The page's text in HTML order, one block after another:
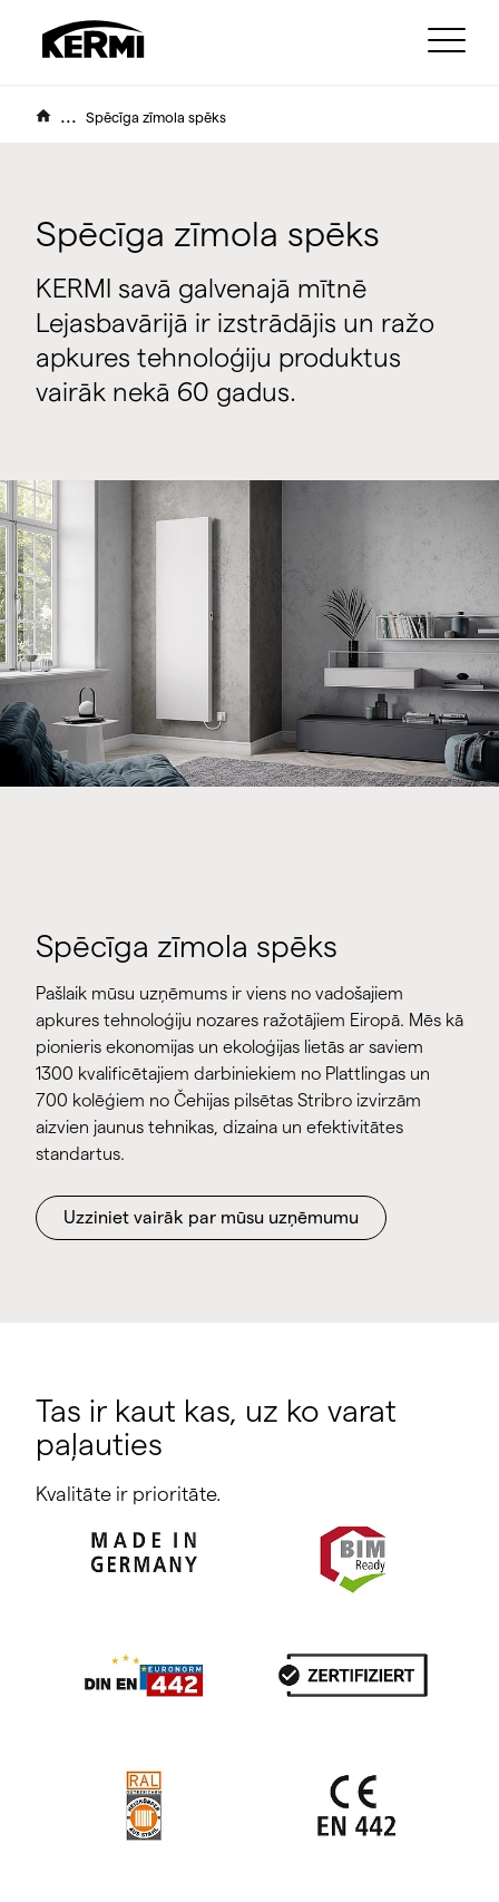
... Spēcīga zīmola spēks
Spēcīga zīmola spēks
KERMI savā galvenajā mītnē
Lejasbavārijā ir izstrādājis un ražo
apkures tehnoloģiju produktus
vairāk nekā 60 gadus.
Spēcīga zīmola spēks
Pašlaik mūsu uzņēmums ir viens no vadošajiem
apkures tehnoloģiju nozares ražotājiem Eiropā. Mēs kā
pionieris ekonomijas un ekoloģijas lietās ar saviem
1300 kvalificētajiem darbiniekiem no Plattlingas un
700 kolēģiem no Čehijas pilsētas Stribro izvirzām
aizvien jaunus tehnikas, dizaina un efektivitātes
standartus.
Uzziniet vairāk par mūsu uzņēmumu
Tas ir kaut kas, uz ko varat
paļauties
Kvalitāte ir prioritāte.